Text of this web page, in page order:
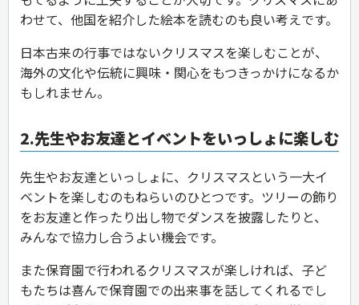
わせて、他国を紹介した絵本を読むのも良い考えです。
日本古来の行事ではないクリスマスを楽しむことが、
海外の文化や伝統に興味・関心をもつきっかけになるか
もしれません。
2.先生やお友達とイベントをいっしょに楽しむ
先生やお友達といっしょに、クリスマスという一大イ
ベントを楽しむのもねらいのひとつです。ツリーの飾り
をお友達と作ったり出し物でダンスを披露したりと、
みんなで協力し合うよい機会です。
また保育園で行われるクリスマスが楽しければ、子ど
もたちは喜んで保育園での出来事を話してくれるでし